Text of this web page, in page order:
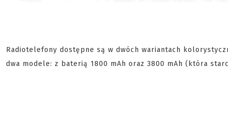
Radiotelefony dostępne są w dwóch wariantach
dwa modele: z baterią 1800 mAh oraz 3800 mAh (która